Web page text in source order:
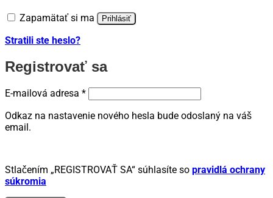
Zapamätať si ma Prihlásiť
Stratili ste heslo?
Registrovať sa
E-mailová adresa *Povinné
Odkaz na nastavenie nového hesla bude odoslaný na váš
email.
Stlačením „REGISTROVAŤ SA“ súhlasíte so pravidlá ochrany
súkromia